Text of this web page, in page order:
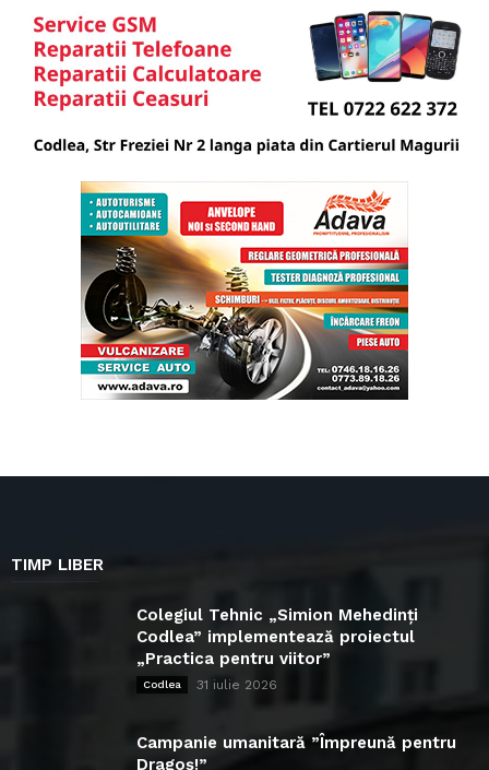
TIMP LIBER
Colegiul Tehnic „Simion Mehedinți
Codlea” implementează proiectul
„Practica pentru viitor”
Codlea 31 iulie 2026
Campanie umanitară ”Împreună pentru
Dragoș!”